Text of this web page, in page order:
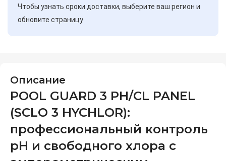
Чтобы узнать сроки доставки, выберите ваш регион и
обновите страницу
Описание
POOL GUARD 3 PH/CL PANEL
(SCLO 3 HYCHLOR):
профессиональный контроль
pH и свободного хлора с